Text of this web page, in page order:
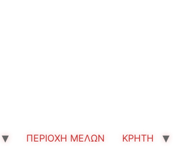
ΠΕΡΙΟΧΗ ΜΕΛΩΝ ΚΡΗΤΗ